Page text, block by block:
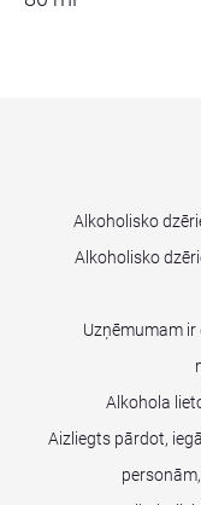
Alkoholisko
Alkoholisko
Uzņēmumam
Alkohola
Aizliegts pārdot,